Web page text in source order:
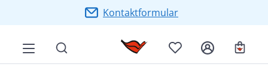
Zum Hauptinhalt springenKontaktformular